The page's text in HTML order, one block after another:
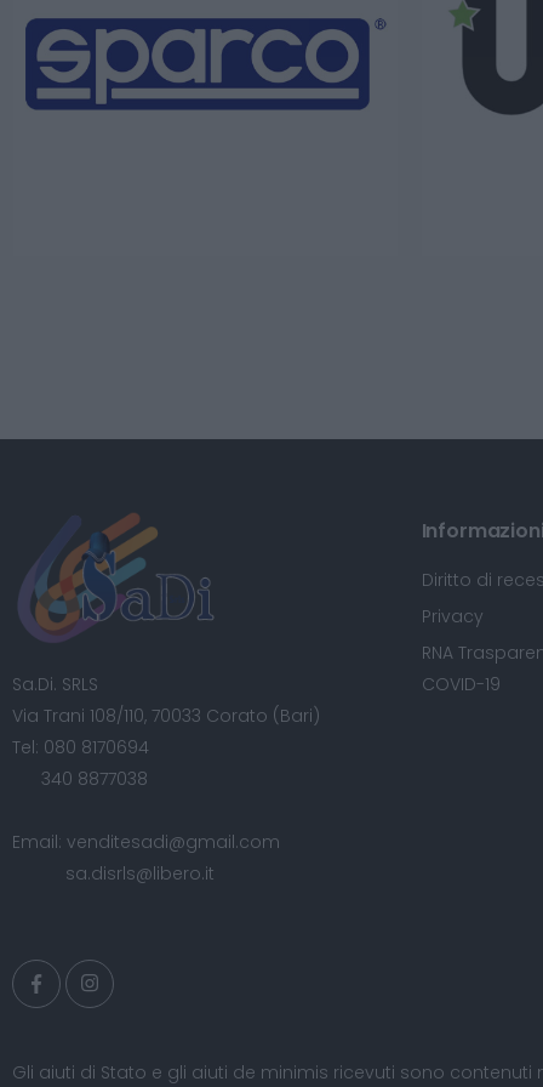
Sa.Di. SRLS
Via Trani 108/110, 70033 Corato (Bari)
Tel: 080 8170694
340 8877038
Email: venditesadi@gmail.com
sa.disrls@libero.it
Diritto di
Privacy
RNA
COVID-19
Gli aiuti di Stato e gli aiuti de minimis ricevuti sono contenuti